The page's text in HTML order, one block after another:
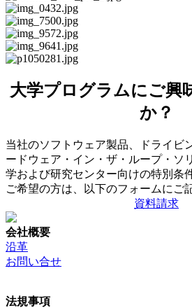
大学プログラムにご興
か？
当社のソフトウェア製品、ドライビ
ードウェア・イン・ザ・ループ・ソ
学および研究センター向けの特別条
ご希望の方は、以下のフォームにご
資料請求
会社概要
沿革
お問い合せ
法規事項